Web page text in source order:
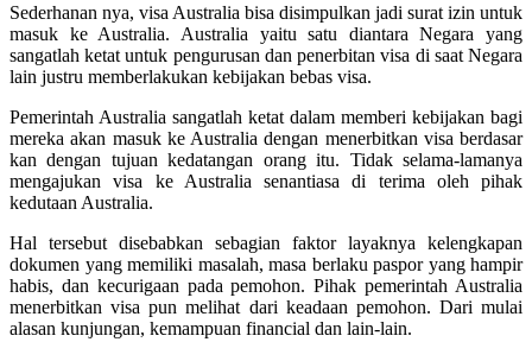
Sederhanan nya, visa Australia bisa disimpulkan jadi surat izin untuk
masuk ke Australia. Australia yaitu satu diantara Negara yang
sangatlah ketat untuk pengurusan dan penerbitan visa di saat Negara
lain justru memberlakukan kebijakan bebas visa.
Pemerintah Australia sangatlah ketat dalam memberi kebijakan bagi
mereka akan masuk ke Australia dengan menerbitkan visa berdasar
kan dengan tujuan kedatangan orang itu. Tidak selama-lamanya
mengajukan visa ke Australia senantiasa di terima oleh pihak
kedutaan Australia.
Hal tersebut disebabkan sebagian faktor layaknya kelengkapan
dokumen yang memiliki masalah, masa berlaku paspor yang hampir
habis, dan kecurigaan pada pemohon. Pihak pemerintah Australia
menerbitkan visa pun melihat dari keadaan pemohon. Dari mulai
alasan kunjungan, kemampuan financial dan lain-lain.